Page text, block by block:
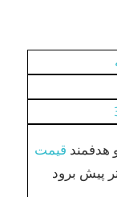
قیمت
پیش برود